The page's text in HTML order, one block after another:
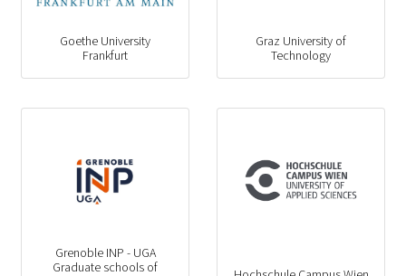
Goethe University
Frankfurt
Graz University of
Technology
Grenoble INP - UGA
Graduate schools of